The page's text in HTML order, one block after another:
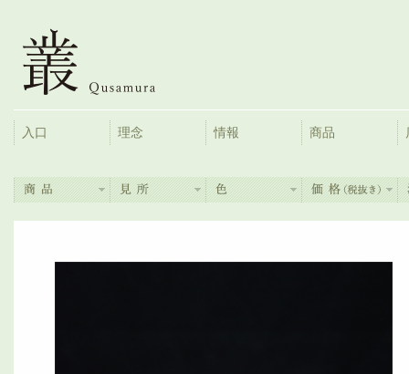
入口 理念 情報 商品